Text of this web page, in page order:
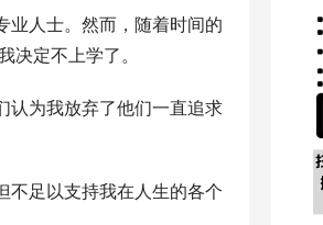
业人士。然而，随着时间的
定不上学了。
认为我放弃了他们一直追求
不足以支持我在人生的各个